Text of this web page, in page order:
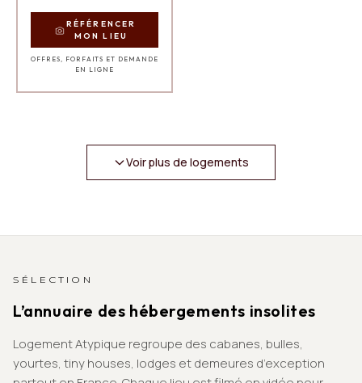
RÉFÉRENCER
MON LIEU
OFFRES, FORFAITS ET DEMANDE
EN LIGNE
Voir plus de logements
SÉLECTION
L’annuaire des hébergements insolites
Logement Atypique regroupe des cabanes, bulles,
yourtes, tiny houses, lodges et demeures d’exception